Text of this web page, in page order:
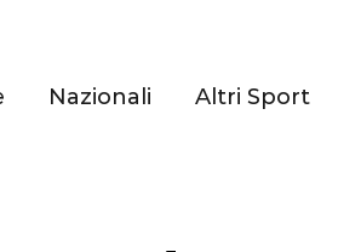
Nazionali Altri Sport